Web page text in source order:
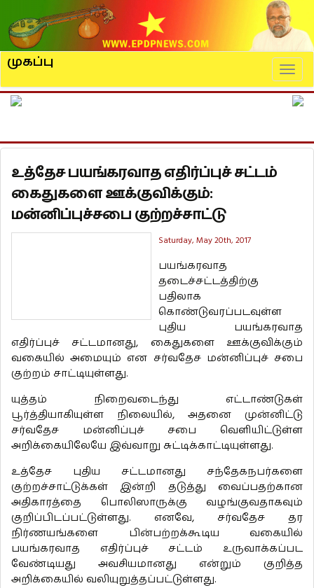
முகப்பு
உத்தேச பயங்கரவாத எதிர்ப்புச் சட்டம்
கைதுகளை ஊக்குவிக்கும்:
மன்னிப்புச்சபை குற்றச்சாட்டு
Saturday, May 20th, 2017
பயங்கரவாத
தடைச்சட்டத்திற்கு
பதிலாக
கொண்டுவரப்படவுள்ள
புதிய பயங்கரவாத
எதிர்ப்புச் சட்டமானது, கைதுகளை ஊக்குவிக்கும்
வகையில் அமையும் என சர்வதேச மன்னிப்புச் சபை
குற்றம் சாட்டியுள்ளது.
யுத்தம் நிறைவடைந்து எட்டாண்டுகள்
பூர்த்தியாகியுள்ள நிலையில், அதனை முன்னிட்டு
சர்வதேச மன்னிப்புச் சபை வெளியிட்டுள்ள
அறிக்கையிலேயே இவ்வாறு சுட்டிக்காட்டியுள்ளது.
உத்தேச புதிய சட்டமானது சந்தேகநபர்களை
குற்றச்சாட்டுக்கள் இன்றி தடுத்து வைப்பதற்கான
அதிகாரத்தை பொலிஸாருக்கு வழங்குவதாகவும்
குறிப்பிடப்பட்டுள்ளது. எனவே, சர்வதேச தர
நிர்ணயங்களை பின்பற்றக்கூடிய வகையில்
பயங்கரவாத எதிர்ப்புச் சட்டம் உருவாக்கப்பட
வேண்டியது அவசியமானது என்றும் குறித்த
அறிக்கையில் வலியுறுத்தப்பட்டுள்ளது.